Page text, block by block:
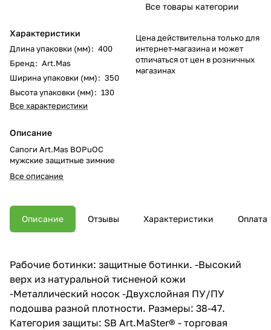
Характеристики
Длина упаковки (мм): 400
Бренд: Art.Mas
Ширина упаковки (мм): 350
Высота упаковки (мм): 130
Все характеристики
Описание
Сапоги Art.Mas BOPuOC
мужские защитные зимние
Все описание
Все товары категории
Цена действительна только для
интернет-магазина и может
отличаться от цен в розничных
магазинах
Описание Отзывы Характеристики Оплата
Рабочие ботинки: защитные ботинки. -Высокий
верх из натуральной тисненой кожи
-Металлический носок -Двухслойная ПУ/ПУ
подошва разной плотности. Размеры: 38-47.
Категория защиты: SB Art.MaSter® - торговая